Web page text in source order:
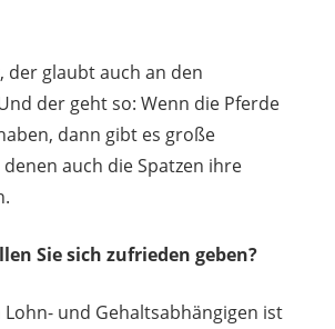
der glaubt auch an den
der geht so: Wenn die Pferde
dann gibt es große
auch die Spatzen ihre
Sie sich zufrieden geben?
und Gehaltsabhängigen ist